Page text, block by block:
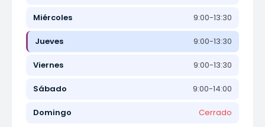
Miércoles 9:00-13:30
Jueves 9:00-13:30
Viernes 9:00-13:30
Sábado 9:00-14:00
Domingo Cerrado